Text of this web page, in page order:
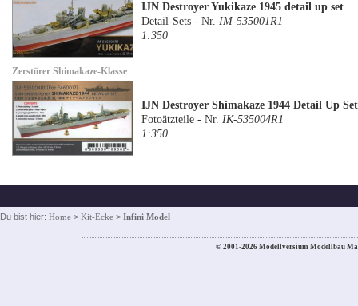
IJN Destroyer Yukikaze 1945 detail up set
Detail-Sets - Nr.IM-535001R1
1:350
Zerstörer Shimakaze-Klasse
IJN Destroyer Shimakaze 1944 Detail Up Set
Fotoätzteile - Nr.IK-535004R1
1:350
Du bist hier: Home > Kit-Ecke > Infini Model
© 2001-2026 Modellversium Modellbau